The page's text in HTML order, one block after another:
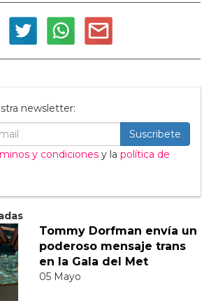
newsletter:
Suscribete
y condiciones y la política de
Tommy Dorfman envía un
poderoso mensaje trans
en la Gala del Met
05 Mayo